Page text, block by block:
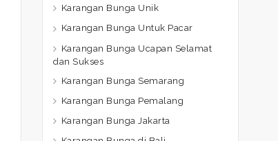
Karangan Bunga Unik
Karangan Bunga Untuk Pacar
Karangan Bunga Ucapan Selamat
dan Sukses
Karangan Bunga Semarang
Karangan Bunga Pemalang
Karangan Bunga Jakarta